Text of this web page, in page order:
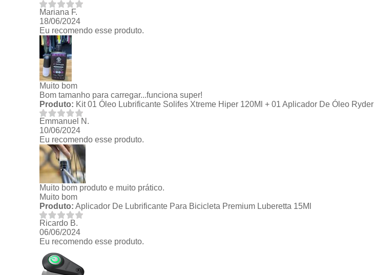
Mariana F.
18/06/2024
Eu recomendo esse produto.
Muito bom
Bom tamanho para carregar...funciona super!
Produto: Kit 01 Óleo Lubrificante Solifes Xtreme Hiper 120Ml + 01 Aplicador De Óleo Ryder
Emmanuel N.
10/06/2024
Eu recomendo esse produto.
Muito bom produto e muito prático.
Muito bom
Produto: Aplicador De Lubrificante Para Bicicleta Premium Luberetta 15Ml
Ricardo B.
06/06/2024
Eu recomendo esse produto.